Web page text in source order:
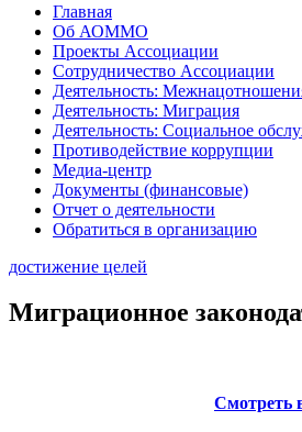
Главная
Об АОММО
Проекты Ассоциации
Сотрудничество Ассоциации
Деятельность:
Деятельность: Миграция
Деятельность: Социальное
Противодействие коррупции
Медиа-центр
Документы (финансовые)
Отчет о деятельности
Обратиться в организацию
достижение целей
Миграционное
Смотреть